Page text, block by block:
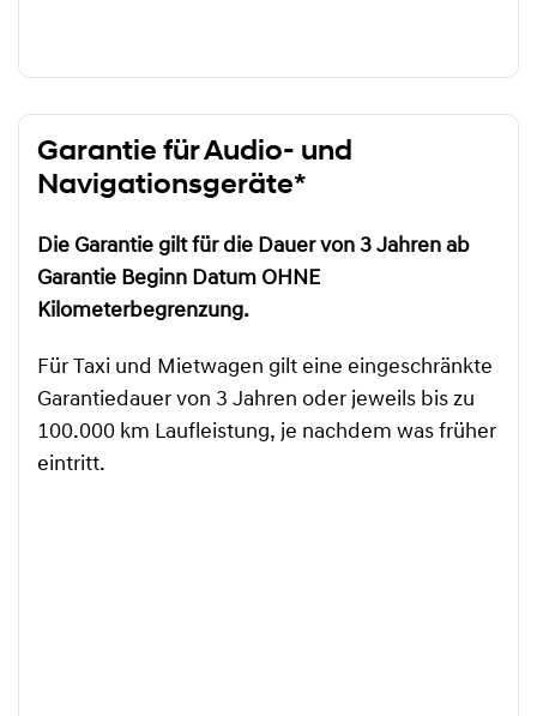
Garantie für Audio- und
Navigationsgeräte*
Die Garantie gilt für die Dauer von 3 Jahren ab
Garantie Beginn Datum OHNE
Kilometerbegrenzung.
Für Taxi und Mietwagen gilt eine eingeschränkte
Garantiedauer von 3 Jahren oder jeweils bis zu
100.000 km Laufleistung, je nachdem was früher
eintritt.